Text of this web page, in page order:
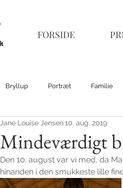
FORSIDE
Bryllup Portræt Familie
Mindeværdigt
Jane Louise Jensen10. aug. 2019
Den 10. august var vi med, da
hinanden i den smukkeste lille